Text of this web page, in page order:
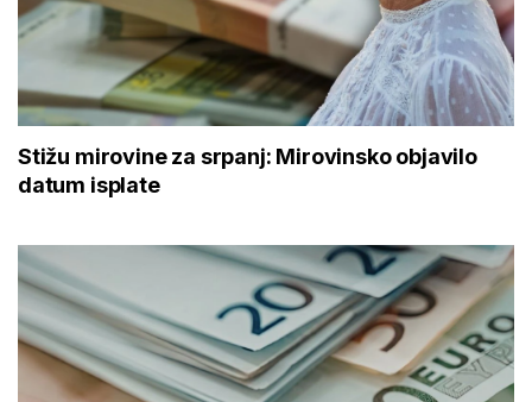
Stižu mirovine za srpanj: Mirovinsko objavilo
datum isplate